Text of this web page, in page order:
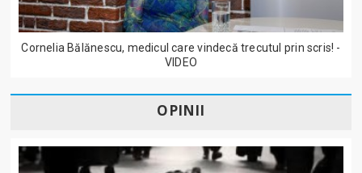
Cornelia Bălănescu, medicul care vindecă trecutul prin scris! -
VIDEO
OPINII